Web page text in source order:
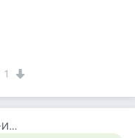
1
Александр Емельянов + 7Я +Инструктор Туризма